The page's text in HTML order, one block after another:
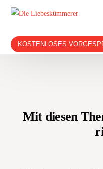
KOSTENLOSES
Mit diesen